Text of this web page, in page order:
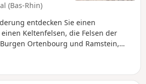
(Bas-Rhin)
entdecken Sie einen
Keltenfelsen, die Felsen der
Ortenbourg und Ramstein,